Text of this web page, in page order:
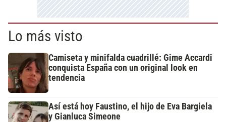
Lo más visto
Camiseta y minifalda cuadrillé: Gime Accardi
conquista España con un original look en
tendencia
Así está hoy Faustino, el hijo de Eva Bargiela
y Gianluca Simeone